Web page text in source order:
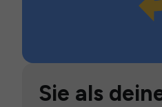
Sie als